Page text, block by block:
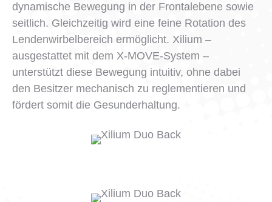
dynamische Bewegung in der Frontalebene sowie
seitlich. Gleichzeitig wird eine feine Rotation des
Lendenwirbelbereich ermöglicht. Xilium –
ausgestattet mit dem X-MOVE-System –
unterstützt diese Bewegung intuitiv, ohne dabei
den Besitzer mechanisch zu reglementieren und
fördert somit die Gesunderhaltung.